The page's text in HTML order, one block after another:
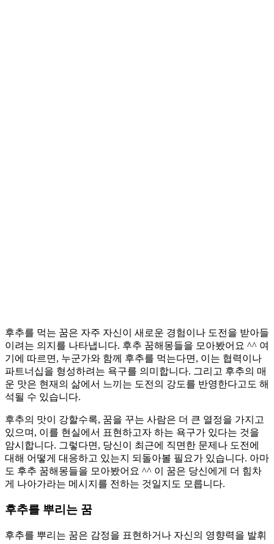
후추를 먹는 꿈은 자주 자신이 새로운 경험이나 도전을 받아들
이려는 의지를 나타냅니다. 후추 꿈해몽들을 모아봤어요 ^^ 여
기에 따르면, 누군가와 함께 후추를 먹는다면, 이는 협력이나
파트너십을 형성하려는 욕구를 의미합니다. 그리고 후추의 매
운 맛은 현재의 삶에서 느끼는 도전의 강도를 반영한다고도 해
석될 수 있습니다.
후추의 맛이 강할수록, 꿈을 꾸는 사람은 더 큰 열정을 가지고
있으며, 이를 현실에서 표현하고자 하는 욕구가 있다는 것을
암시합니다. 그렇다면, 당신이 최근에 직면한 문제나 도전에
대해 어떻게 대응하고 있는지 되돌아볼 필요가 있습니다. 아마
도 후추 꿈해몽들을 모아봤어요 ^^ 이 꿈은 당신에게 더 힘차
게 나아가라는 메시지를 전하는 것일지도 모릅니다.
후추를 뿌리는 꿈
후추를 뿌리는 꿈은 감정을 표현하거나 자신의 영향력을 발휘